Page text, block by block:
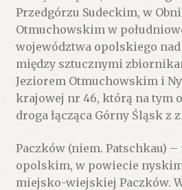
Przedgórzu Sudeckim, w
Otmuchowskim w
województwa opolskiego nad
między sztucznymi
Jeziorem Otmuchowskim i
krajowej nr 46, którą na tym
droga łącząca Górny Śląsk z
Paczków (niem. Patschkau)
opolskim, w powiecie
miejsko-wiejskiej Paczków.